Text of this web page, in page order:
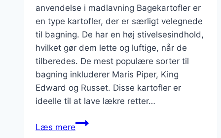
anvendelse i madlavning Bagekartofler er
en type kartofler, der er særligt velegnede
til bagning. De har en høj stivelsesindhold,
hvilket gør dem lette og luftige, når de
tilberedes. De mest populære sorter til
bagning inkluderer Maris Piper, King
Edward og Russet. Disse kartofler er
ideelle til at lave lækre retter…
Læs mereBagekartofler